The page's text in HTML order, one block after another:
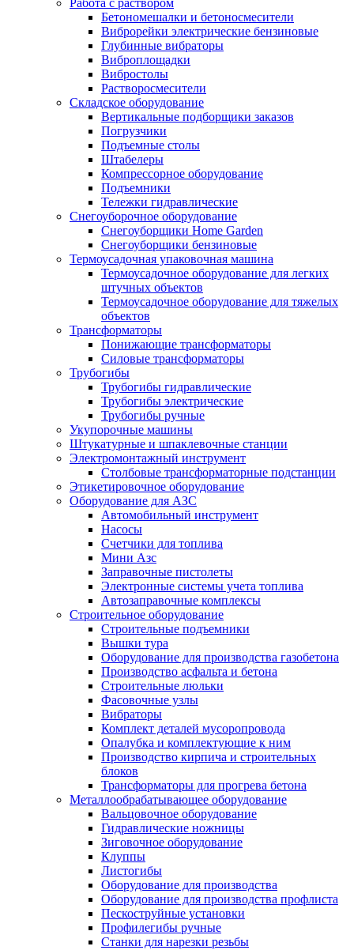
Работа с раствором
Бетономешалки и бетоносмесители
Виброрейки электрические бензиновые
Глубинные вибраторы
Виброплощадки
Вибростолы
Растворосмесители
Складское оборудование
Вертикальные подборщики заказов
Погрузчики
Подъемные столы
Штабелеры
Компрессорное оборудование
Подъемники
Тележки гидравлические
Снегоуборочное оборудование
Снегоуборщики Home Garden
Снегоуборщики бензиновые
Термоусадочная упаковочная машина
Термоусадочное оборудование для легких
штучных объектов
Термоусадочное оборудование для тяжелых
объектов
Трансформаторы
Понижающие трансформаторы
Силовые трансформаторы
Трубогибы
Трубогибы гидравлические
Трубогибы электрические
Трубогибы ручные
Укупорочные машины
Штукатурные и шпаклевочные станции
Электромонтажный инструмент
Столбовые трансформаторные подстанции
Этикетировочное оборудование
Оборудование для АЗС
Автомобильный инструмент
Насосы
Счетчики для топлива
Мини Азс
Заправочные пистолеты
Электронные системы учета топлива
Автозаправочные комплексы
Строительное оборудование
Cтроительные подъемники
Вышки тура
Оборудование для производства газобетона
Производство асфальта и бетона
Строительные люльки
Фасовочные узлы
Вибраторы
Комплект деталей мусоропровода
Опалубка и комплектующие к ним
Производство кирпича и строительных
блоков
Трансформаторы для прогрева бетона
Металлообрабатывающее оборудование
Вальцовочное оборудование
Гидравлические ножницы
Зиговочное оборудование
Клуппы
Листогибы
Оборудование для производства
Оборудование для производства профлиста
Пескоструйные установки
Профилегибы ручные
Станки для нарезки резьбы